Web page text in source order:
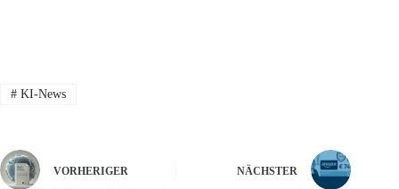
#KI-News
VORHERIGER NÄCHSTER